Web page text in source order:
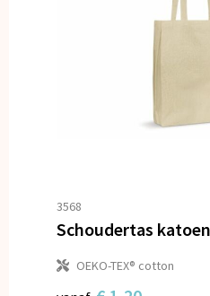
3568
OEKO-TEX® cotton